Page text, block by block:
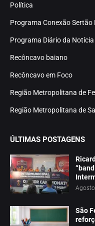
Política
Programa Conexão Sertão
Programa Diário da Notícia
Recôncavo baiano
Recôncavo em Foco
Região Metropolitana de
Região Metropolitana de
ÚLTIMAS POSTAGENS
São